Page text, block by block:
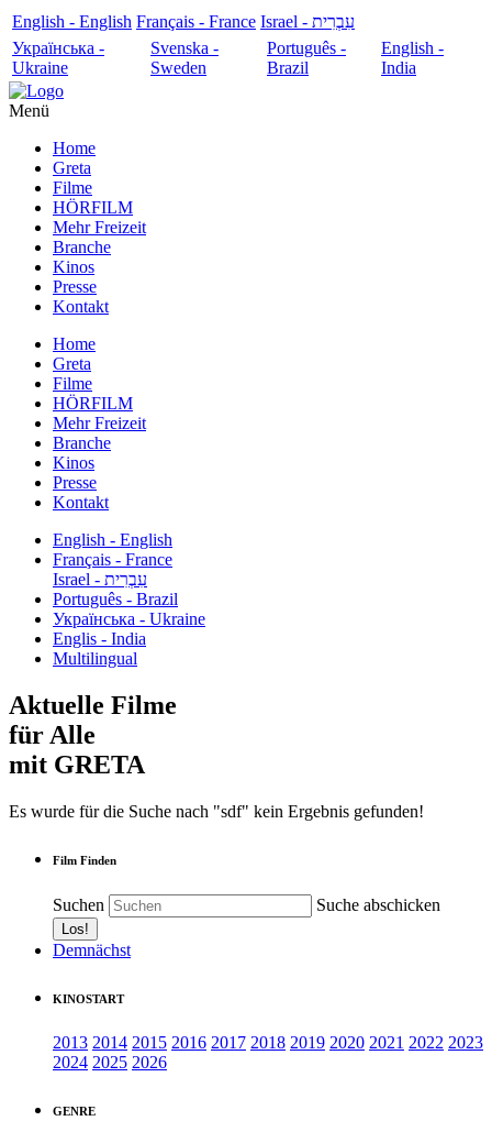
English - English Français - France
עִבְרִית - Israel
Українська -
Ukraine
Svenska -
Sweden
Português -
Brazil
English -
India
Menü
Home
Greta
Filme
HÖRFILM
Mehr Freizeit
Branche
Kinos
Presse
Kontakt
Home
Greta
Filme
HÖRFILM
Mehr Freizeit
Branche
Kinos
Presse
Kontakt
English - English
Français - France
עִבְרִית - Israel
Português - Brazil
Українська - Ukraine
Englis - India
Multilingual
Aktuelle Filme
für Alle
mit GRETA
Es wurde für die Suche nach "sdf" kein Ergebnis gefunden!
Film Finden
Suchen Suche abschicken
Demnächst
KINOSTART
2013 2014 2015 2016 2017 2018 2019 2020 2021 2022 2023
2024 2025 2026
GENRE